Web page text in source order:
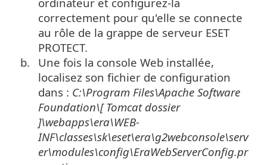
correctement pour qu'elle se connecte
au rôle de la grappe de serveur ESET
PROTECT.
b.
Une fois la console Web installée,
localisez son fichier de configuration
dans : C:\Program Files\Apache Software
Foundation\[ Tomcatdossier
]\webapps\era\WEB-
INF\classes\sk\eset\era\g2webconsole\serv
er\modules\config\EraWebServerConfig.pr